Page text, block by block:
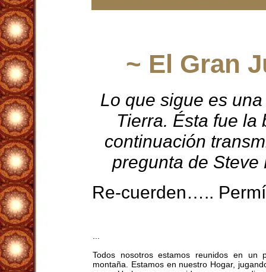
~ El Gran
Lo que sigue es
Tierra. Ésta fue la
continuación
pregunta de
Re-cuerden…..
Todos nosotros estamos reunidos en un
montaña. Estamos en nuestro Hogar,